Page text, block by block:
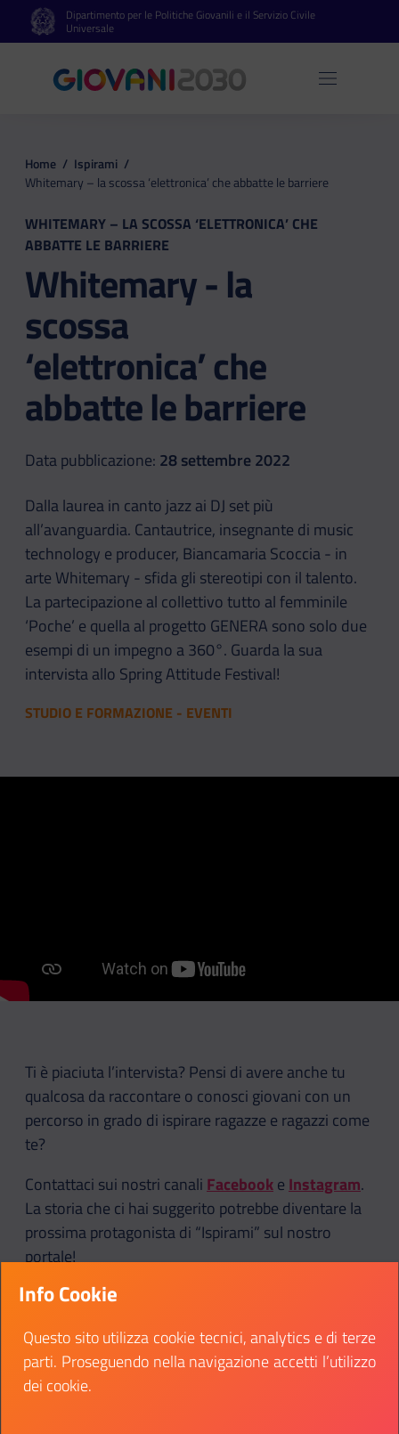
Vai al contenuto principale
Vai al footerDipartimento per le Politiche Giovanili e il Servizio Civile
Universale
Apri
Home / Ispirami /
Whitemary – la scossa ‘elettronica’ che abbatte le barriere
WHITEMARY – LA SCOSSA ‘ELETTRONICA’ CHE
ABBATTE LE BARRIERE
Whitemary - la
scossa
‘elettronica’ che
abbatte le barriere
Data pubblicazione: 28 settembre 2022
Dalla laurea in canto jazz ai DJ set più
all’avanguardia. Cantautrice, insegnante di music
technology e producer, Biancamaria Scoccia - in
arte Whitemary - sfida gli stereotipi con il talento.
La partecipazione al collettivo tutto al femminile
‘Poche’ e quella al progetto GENERA sono solo due
esempi di un impegno a 360°. Guarda la sua
intervista allo Spring Attitude Festival!
STUDIO E FORMAZIONE - EVENTI
Ti è piaciuta l’intervista? Pensi di avere anche tu
qualcosa da raccontare o conosci giovani con un
percorso in grado di ispirare ragazze e ragazzi come
te?
Contattaci sui nostri canali Facebooke Instagram.
La storia che ci hai suggerito potrebbe diventare la
prossima protagonista di “Ispirami” sul nostro
portale!
Condividi su FacebookCondividi su TwitterCondividi su
Info Cookie
Questo sito utilizza cookie tecnici, analytics e di terze
parti. Proseguendo nella navigazione accetti l’utilizzo
dei cookie.